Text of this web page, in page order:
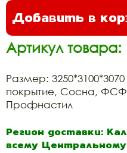
Добавить в
Артикул
Размер:
покрытие, Сосна,
Профнастил
Регион доставки:
всему